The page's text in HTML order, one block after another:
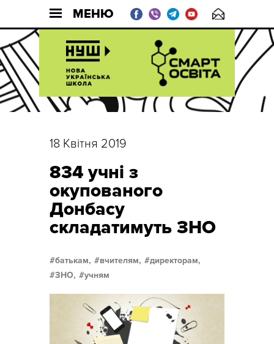
МЕНЮ
18 Квітня 2019
834 учні з
окупованого
Донбасу
складатимуть ЗНО
батькам, вчителям,
директорам,
ЗНО,
учням